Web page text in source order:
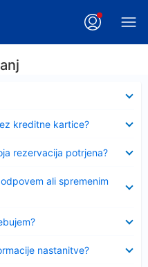
kreditne kartice?
rezervacija potrjena?
ali spremenim
nastanitve?